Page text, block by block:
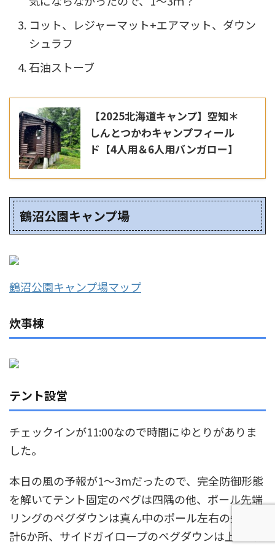
コット、レジャーマット+エアマット、ダウン
シュラフ
石油ストーブ
【2025北海道キャンプ】空知＊
しんとつかわキャンプフィール
ド【4人用＆6人用バンガロー】
鶴沼公園キャンプ場
鶴沼公園キャンプ場マップ
炊事棟
テント設営
チェックインが11:00なので時間にゆとりがありま
した。
本日の風の予報が1～3mだったので、完全防御形態
を解いてテント固定のペグは四隅の他、ポール先端
リングのペグダウンは真ん中のポール左右の先端で
計6か所、サイドガイロープのペグダウンは上下1ヵ